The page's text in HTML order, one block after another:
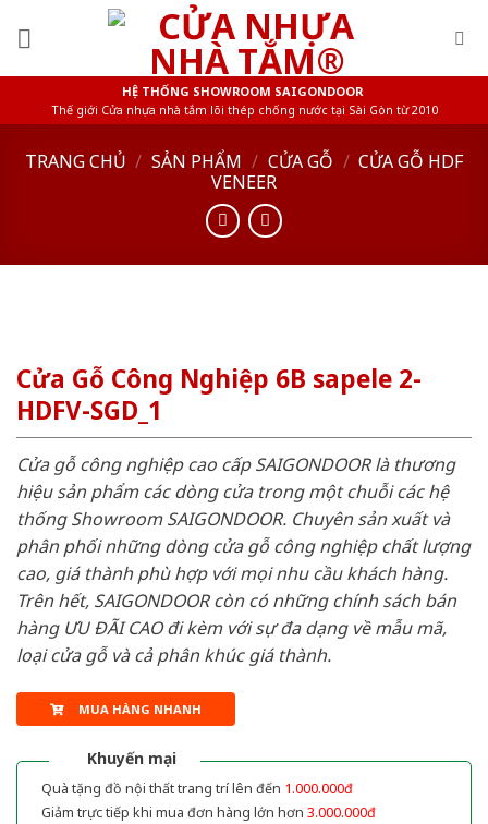
HỆ THỐNG SHOWROOM SAIGONDOOR
Thế giới Cửa nhựa nhà tắm lõi thép chống nước tại Sài Gòn từ 2010
TRANG CHỦ / SẢN PHẨM / CỬA GỖ / CỬA GỖ HDF
VENEER
Cửa Gỗ Công Nghiệp 6B sapele 2-
HDFV-SGD_1
Cửa gỗ công nghiệp cao cấp SAIGONDOOR là thương
hiệu sản phẩm các dòng cửa trong một chuỗi các hệ
thống Showroom SAIGONDOOR. Chuyên sản xuất và
phân phối những dòng cửa gỗ công nghiệp chất lượng
cao, giá thành phù hợp với mọi nhu cầu khách hàng.
Trên hết, SAIGONDOOR còn có những chính sách bán
hàng ƯU ĐÃI CAO đi kèm với sự đa dạng về mẫu mã,
loại cửa gỗ và cả phân khúc giá thành.
MUA HÀNG NHANH
Khuyến mại
Quà tặng đồ nội thất trang trí lên đến 1.000.000đ
Giảm trực tiếp khi mua đơn hàng lớn hơn 3.000.000đ